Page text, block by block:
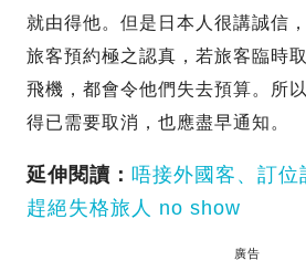
就由得他。但是日本人很講誠信
旅客預約極之認真，若旅客臨時
飛機，都會令他們失去預算。所
得已需要取消，也應盡早通知。
延伸閱讀： 唔接外國客、訂
趕絕失格旅人 no show
廣告